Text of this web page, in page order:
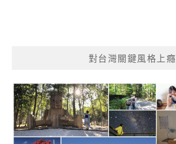
對台灣關鍵風格上癮